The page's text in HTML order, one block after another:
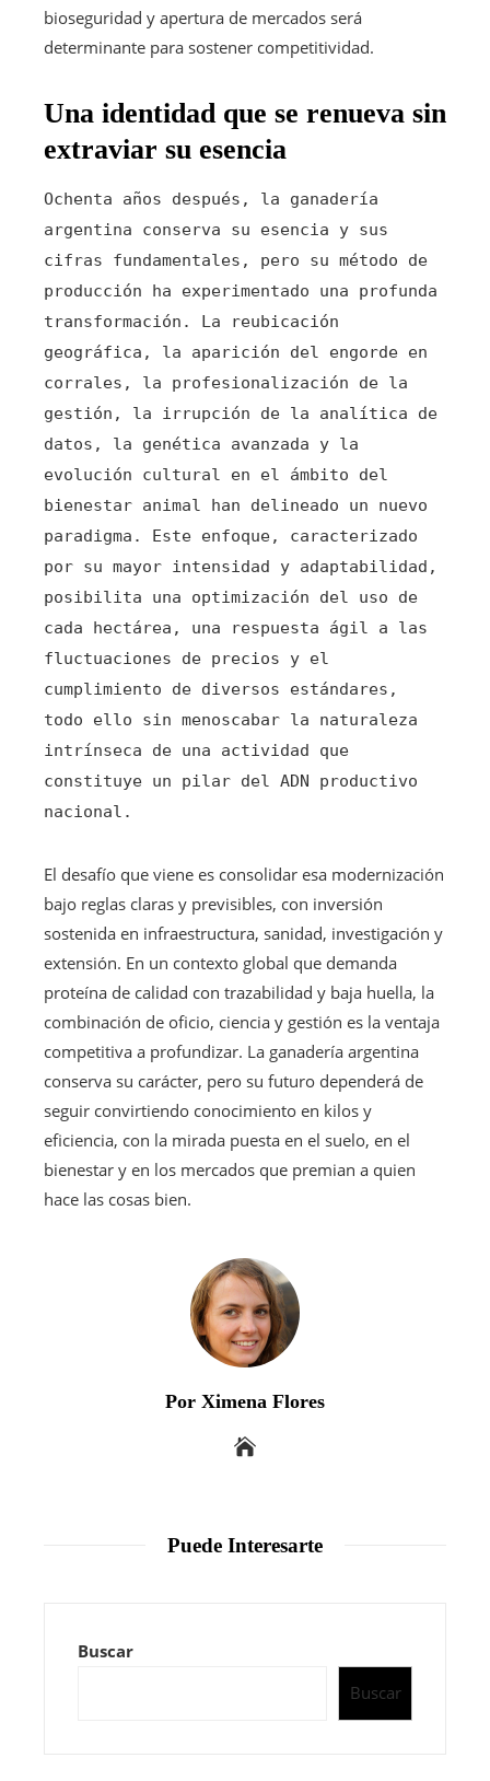
bioseguridad y apertura de mercados será
determinante para sostener competitividad.
Una identidad que se renueva sin
extraviar su esencia
Ochenta años después, la ganadería
argentina conserva su esencia y sus
cifras fundamentales, pero su método de
producción ha experimentado una profunda
transformación. La reubicación
geográfica, la aparición del engorde en
corrales, la profesionalización de la
gestión, la irrupción de la analítica de
datos, la genética avanzada y la
evolución cultural en el ámbito del
bienestar animal han delineado un nuevo
paradigma. Este enfoque, caracterizado
por su mayor intensidad y adaptabilidad,
posibilita una optimización del uso de
cada hectárea, una respuesta ágil a las
fluctuaciones de precios y el
cumplimiento de diversos estándares,
todo ello sin menoscabar la naturaleza
intrínseca de una actividad que
constituye un pilar del ADN productivo
nacional.
El desafío que viene es consolidar esa modernización
bajo reglas claras y previsibles, con inversión
sostenida en infraestructura, sanidad, investigación y
extensión. En un contexto global que demanda
proteína de calidad con trazabilidad y baja huella, la
combinación de oficio, ciencia y gestión es la ventaja
competitiva a profundizar. La ganadería argentina
conserva su carácter, pero su futuro dependerá de
seguir convirtiendo conocimiento en kilos y
eficiencia, con la mirada puesta en el suelo, en el
bienestar y en los mercados que premian a quien
hace las cosas bien.
Por Ximena Flores
Puede Interesarte
Buscar
Buscar